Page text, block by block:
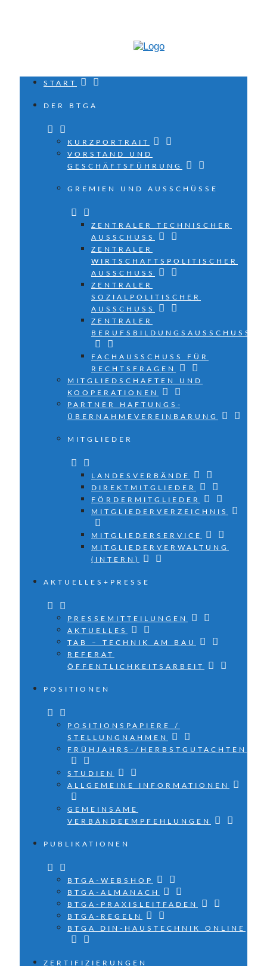
START
DER BTGA
KURZPORTRAIT
VORSTAND UND
GESCHÄFTSFÜHRUNG
GREMIEN UND AUSSCHÜSSE
ZENTRALER TECHNISCHER
AUSSCHUSS
ZENTRALER
WIRTSCHAFTSPOLITISCHER
AUSSCHUSS
ZENTRALER
SOZIALPOLITISCHER
AUSSCHUSS
ZENTRALER
BERUFSBILDUNGSAUSSCHUSS
FACHAUSSCHUSS FÜR
RECHTSFRAGEN
MITGLIEDSCHAFTEN UND
KOOPERATIONEN
PARTNER HAFTUNGS­
ÜBERNAHMEVEREINBARUNG
MITGLIEDER
LANDESVERBÄNDE
DIREKTMITGLIEDER
FÖRDERMITGLIEDER
MITGLIEDERVERZEICHNIS
MITGLIEDERSERVICE
MITGLIEDERVERWALTUNG
(INTERN)
AKTUELLES+PRESSE
PRESSEMITTEILUNGEN
AKTUELLES
TAB – TECHNIK AM BAU
REFERAT
ÖFFENTLICHKEITSARBEIT
POSITIONEN
POSITIONSPAPIERE /
STELLUNGNAHMEN
FRÜHJAHRS-/HERBSTGUTACHTEN
STUDIEN
ALLGEMEINE INFORMATIONEN
GEMEINSAME
VERBÄNDEEMPFEHLUNGEN
PUBLIKATIONEN
BTGA-WEBSHOP
BTGA-ALMANACH
BTGA-PRAXISLEITFADEN
BTGA-REGELN
BTGA DIN-HAUSTECHNIK ONLINE
ZERTIFIZIERUNGEN